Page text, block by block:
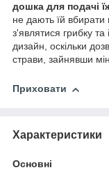
дошка для подачі
не дають їй вбирати
з'являтися грибку
дизайн, оскільки
страви, зайнявши
Приховати
Характеристики
Основні